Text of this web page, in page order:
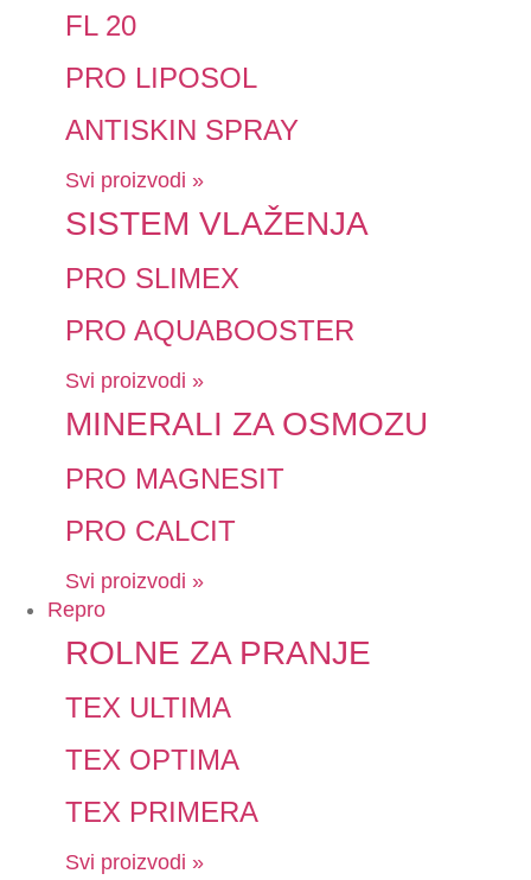
FL 20
PRO LIPOSOL
ANTISKIN SPRAY
Svi proizvodi »
SISTEM VLAŽENJA
PRO SLIMEX
PRO AQUABOOSTER
Svi proizvodi »
MINERALI ZA OSMOZU
PRO MAGNESIT
PRO CALCIT
Svi proizvodi »
Repro
ROLNE ZA PRANJE
TEX ULTIMA
TEX OPTIMA
TEX PRIMERA
Svi proizvodi »